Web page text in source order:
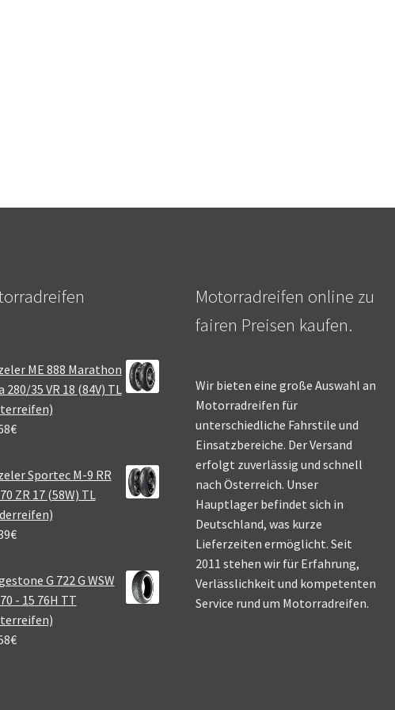
ME 888 Marathon
280/35 VR 18 (84V) TL
€
Sportec M-9 RR
ZR 17 (58W) TL
€
G 722 G WSW
- 15 76H TT
€
Motorradreifen online zu
fairen Preisen kaufen.
Wir bieten eine große Auswahl an
Motorradreifen für
unterschiedliche Fahrstile und
Einsatzbereiche. Der Versand
erfolgt zuverlässig und schnell
nach Österreich. Unser
Hauptlager befindet sich in
Deutschland, was kurze
Lieferzeiten ermöglicht. Seit
2011 stehen wir für Erfahrung,
Verlässlichkeit und kompetenten
Service rund um Motorradreifen.